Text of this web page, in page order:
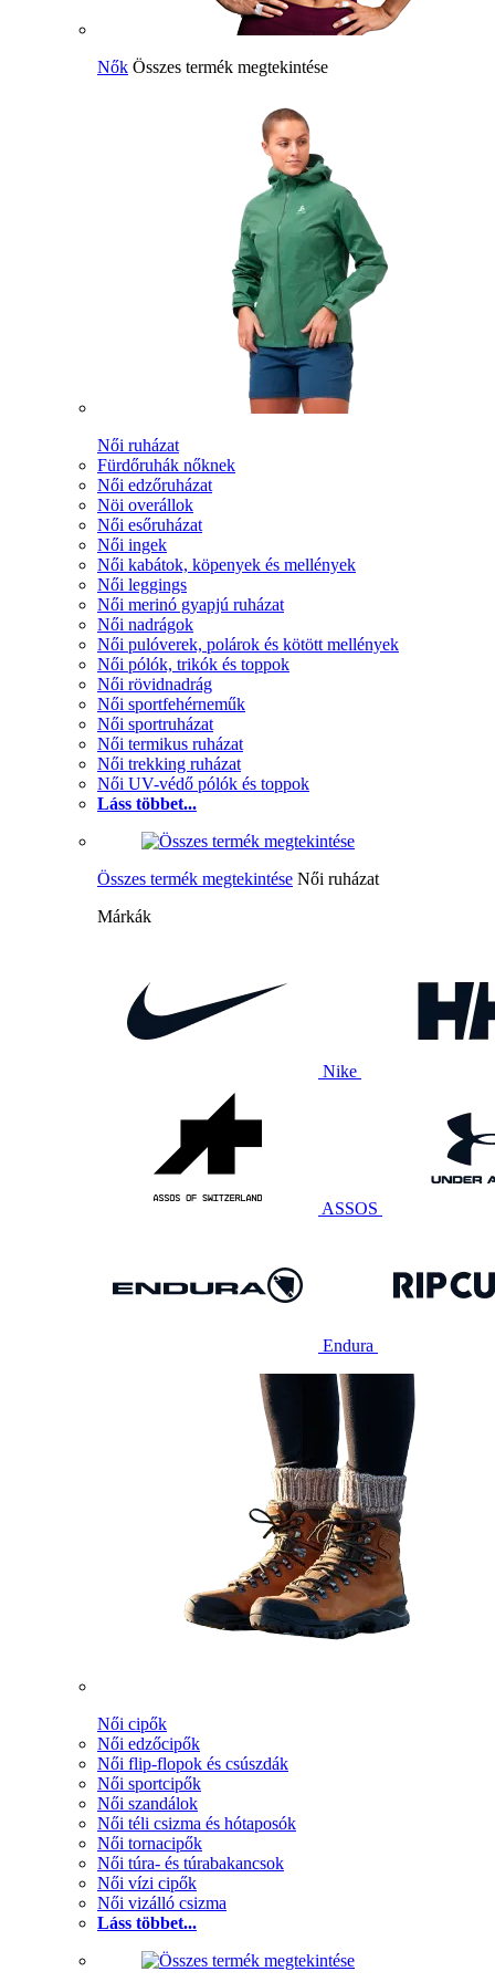
Nők Összes termék megtekintése
Női ruházat
Fürdőruhák nőknek
Női edzőruházat
Nöi overállok
Női esőruházat
Női ingek
Női kabátok, köpenyek és mellények
Női leggings
Női merinó gyapjú ruházat
Női nadrágok
Női pulóverek, polárok és kötött mellények
Női pólók, trikók és toppok
Női rövidnadrág
Női sportfehérneműk
Női sportruházat
Női termikus ruházat
Női trekking ruházat
Női UV-védő pólók és toppok
Láss többet...
Összes termék megtekintése Női ruházat
Márkák
Nike
ASSOS
Endura
Női cipők
Női edzőcipők
Női flip-flopok és csúszdák
Női sportcipők
Női szandálok
Női téli csizma és hótaposók
Női tornacipők
Női túra- és túrabakancsok
Női vízi cipők
Női vizálló csizma
Láss többet...